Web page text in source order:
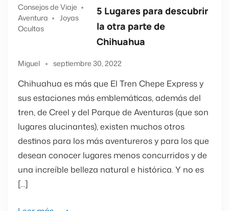
Consejos de Viaje
Aventura
Joyas
Ocultas
5 Lugares para descubrir
la otra parte de
Chihuahua
Miguel septiembre 30, 2022
Chihuahua es más que El Tren Chepe Express y
sus estaciones más emblemáticas, además del
tren, de Creel y del Parque de Aventuras (que son
lugares alucinantes), existen muchos otros
destinos para los más aventureros y para los que
desean conocer lugares menos concurridos y de
una increíble belleza natural e histórica. Y no es
[…]